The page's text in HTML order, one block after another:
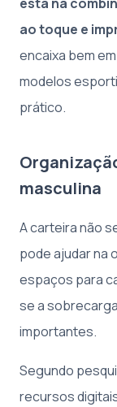
ao toque e
encaixa bem
modelos
prático.
masculina
A carteira não
pode ajudar na
espaços para
se a
importantes.
Segundo
recursos